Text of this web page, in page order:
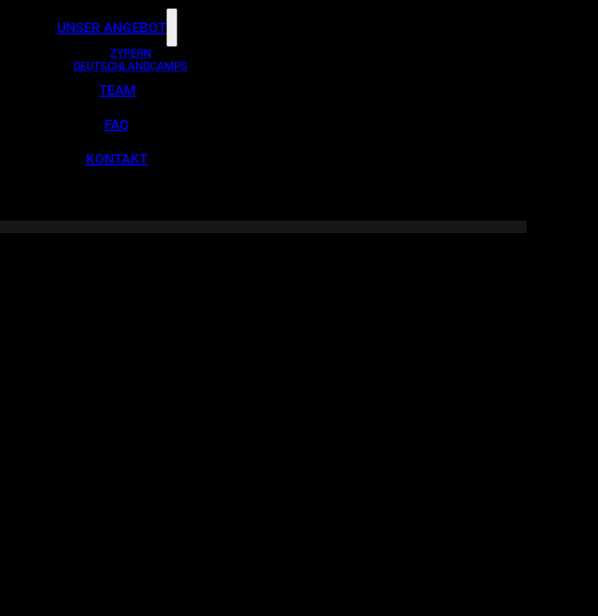
UNSER ANGEBOT
ZYPERN
DEUTSCHLANDCAMPS
TEAM
FAQ
KONTAKT